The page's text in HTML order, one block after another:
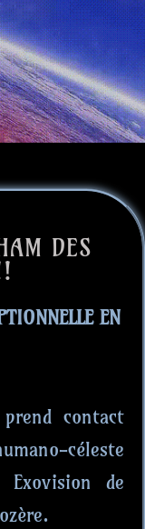
DES
EN
prend contact
céleste
de